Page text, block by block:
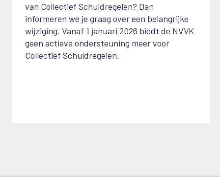
van Collectief Schuldregelen? Dan
informeren we je graag over een belangrijke
wijziging. Vanaf 1 januari 2026 biedt de NVVK
geen actieve ondersteuning meer voor
Collectief Schuldregelen.